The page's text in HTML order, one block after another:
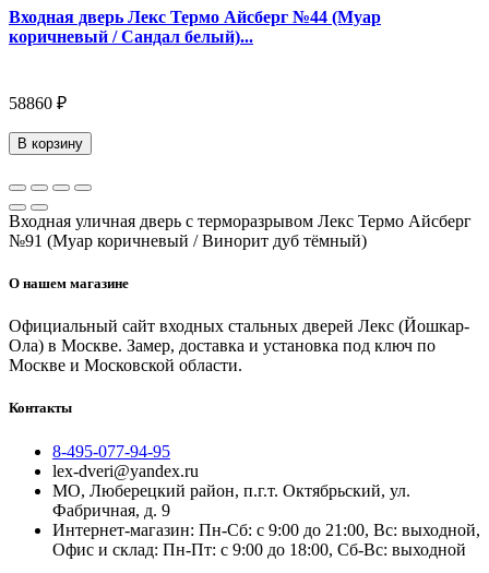
Входная дверь Лекс Термо Айсберг №44 (Муар
коричневый / Сандал белый)...
58860 ₽
В корзину
Входная уличная дверь с терморазрывом Лекс Термо Айсберг
№91 (Муар коричневый / Винорит дуб тёмный)
О нашем магазине
Официальный сайт входных стальных дверей Лекс (Йошкар-
Ола) в Москве. Замер, доставка и установка под ключ по
Москве и Московской области.
Контакты
8-495-077-94-95
lex-dveri@yandex.ru
МО, Люберецкий район, п.г.т. Октябрьский, ул.
Фабричная, д. 9
Интернет-магазин: Пн-Сб: с 9:00 до 21:00, Вс: выходной,
Офис и склад: Пн-Пт: с 9:00 до 18:00, Сб-Вс: выходной